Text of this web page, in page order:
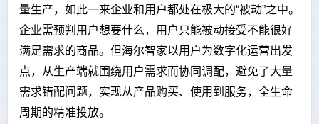
量生产，如此一来企业和用户都处在极大的“被动”之中。
企业需预判用户想要什么，用户只能被动接受不能很好
满足需求的商品。但海尔智家以用户为数字化运营出发
点，从生产端就围绕用户需求而协同调配，避免了大量
需求错配问题，实现从产品购买、使用到服务，全生命
周期的精准投放。